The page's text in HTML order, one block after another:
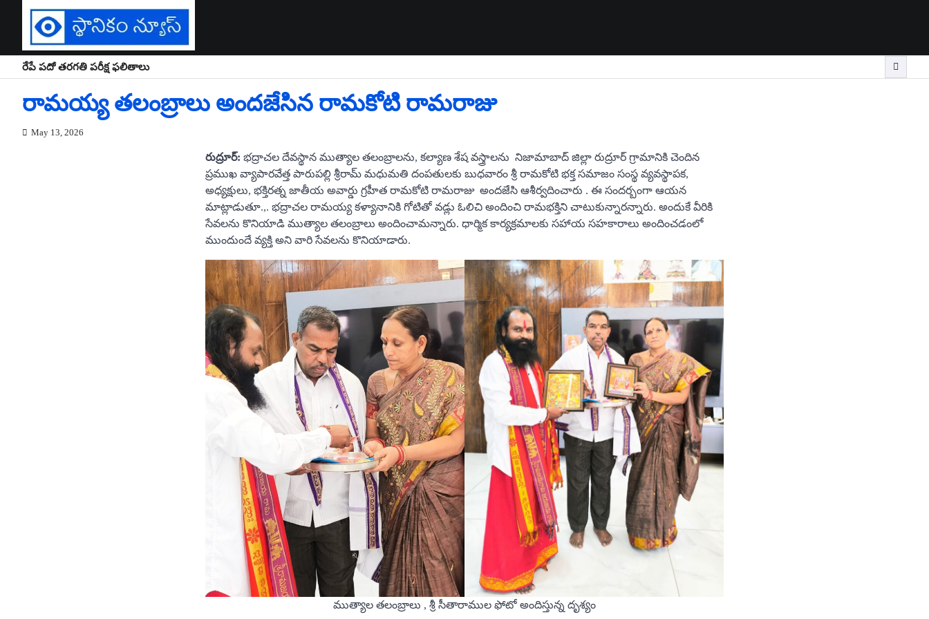
రేపే పదో తరగతి పరీక్ష ఫలితాలు
రామయ్య తలంబ్రాలు అందజేసిన రామకోటి రామరాజు
May 13, 2026
రుద్రూర్: భద్రాచల దేవస్థాన ముత్యాల తలంబ్రాలను, కల్యాణ శేష వస్త్రాలను నిజామాబాద్ జిల్లా రుద్రూర్ గ్రామానికి చెందిన
ప్రముఖ వ్యాపారవేత్త పారుపల్లి శ్రీరామ్ మధుమతి దంపతులకు బుధవారం శ్రీ రామకోటి భక్త సమాజం సంస్థ వ్యవస్థాపక,
అధ్యక్షులు, భక్తిరత్న జాతీయ అవార్డు గ్రహీత రామకోటి రామరాజు అందజేసి ఆశీర్వదించారు . ఈ సందర్బంగా ఆయన
మాట్లాడుతూ.,. భద్రాచల రామయ్య కళ్యానానికి గోటితో వడ్లు ఓలిచి అందించి రామభక్తిని చాటుకున్నారన్నారు. అందుకే వీరికి
సేవలను కొనియాడి ముత్యాల తలంబ్రాలు అందించామన్నారు. ధార్మిక కార్యక్రమాలకు సహాయ సహకారాలు అందించడంలో
ముందుందే వ్యక్తి అని వారి సేవలను కొనియాడారు.
ముత్యాల తలంబ్రాలు , శ్రీ సీతారాముల ఫోటో అందిస్తున్న దృశ్యం